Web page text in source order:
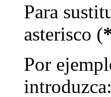
Para
asterisco (
Por
introduzca: